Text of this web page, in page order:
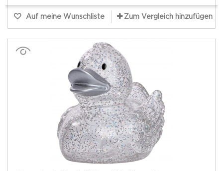
Auf meine Wunschliste Zum Vergleich hinzufügen